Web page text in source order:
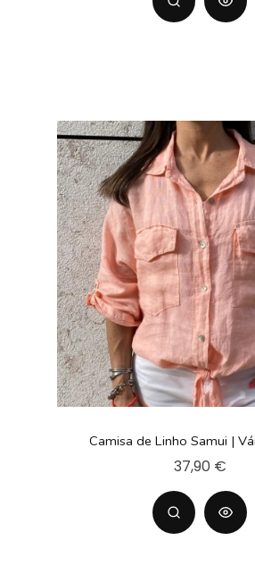
Camisa de Linho Samui |
37,90 €